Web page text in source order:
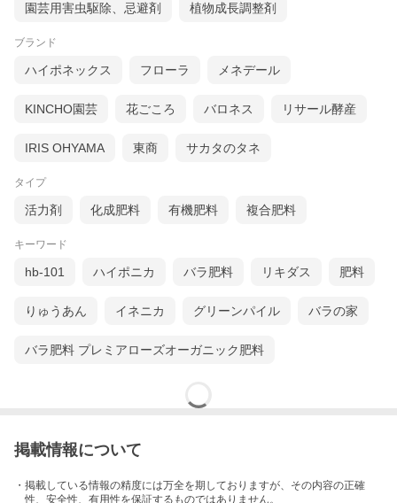
園芸用害虫駆除、忌避剤 植物成長調整剤
ブランド
ハイポネックス フローラ メネデール
KINCHO園芸 花ごころ バロネス リサール酵産
IRIS OHYAMA 東商 サカタのタネ
タイプ
活力剤 化成肥料 有機肥料 複合肥料
キーワード
hb-101 ハイポニカ バラ肥料 リキダス 肥料
りゅうあん イネニカ グリーンパイル バラの家
バラ肥料 プレミアローズオーガニック肥料
掲載情報について
・掲載している情報の精度には万全を期しておりますが、その内容の正確
性、安全性、有用性を保証するものではありません。